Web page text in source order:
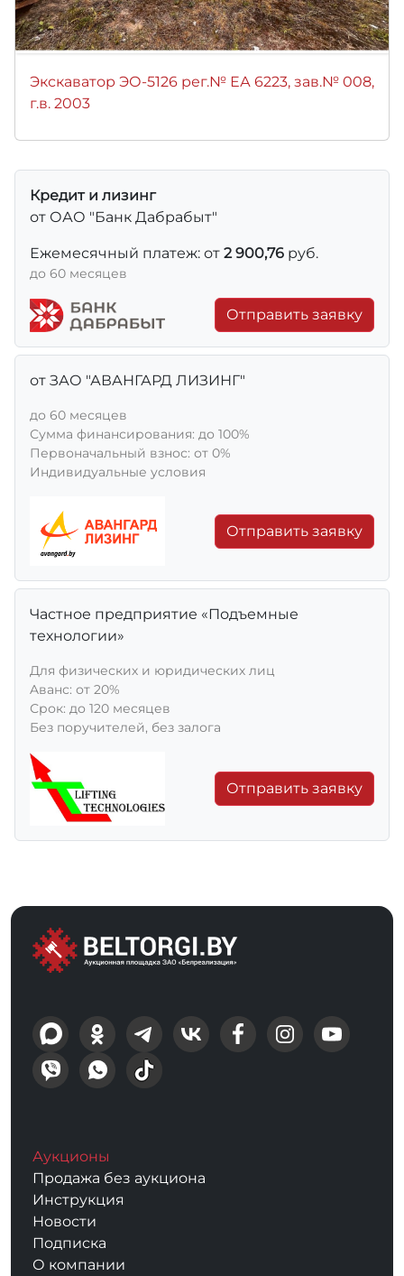
Экскаватор ЭО-5126 рег.№ ЕА 6223, зав.№ 008,
г.в. 2003
Кредит и лизинг
от ОАО "Банк Дабрабыт"
Ежемесячный платеж: от 2 900,76 руб.
до 60 месяцев
Отправить заявку
от ЗАО "АВАНГАРД ЛИЗИНГ"
до 60 месяцев
Сумма финансирования: до 100%
Первоначальный взнос: от 0%
Индивидуальные условия
Отправить заявку
Частное предприятие «Подъемные
технологии»
Для физических и юридических лиц
Aванс: от 20%
Срок: до 120 месяцев
Без поручителей, без залога
Отправить заявку
Аукционы
Продажа без аукциона
Инструкция
Новости
Подписка
О компании